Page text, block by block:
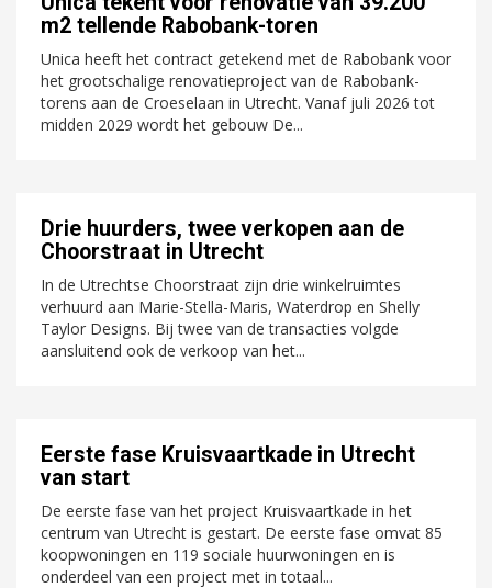
m2 tellende Rabobank-toren
Unica heeft het contract getekend met de Rabobank voor
het grootschalige renovatieproject van de Rabobank-
torens aan de Croeselaan in Utrecht. Vanaf juli 2026 tot
midden 2029 wordt het gebouw De...
Drie huurders, twee verkopen aan de
Choorstraat in Utrecht
In de Utrechtse Choorstraat zijn drie winkelruimtes
verhuurd aan Marie-Stella-Maris, Waterdrop en Shelly
Taylor Designs. Bij twee van de transacties volgde
aansluitend ook de verkoop van het...
Eerste fase Kruisvaartkade in Utrecht
van start
De eerste fase van het project Kruisvaartkade in het
centrum van Utrecht is gestart. De eerste fase omvat 85
koopwoningen en 119 sociale huurwoningen en is
onderdeel van een project met in totaal...